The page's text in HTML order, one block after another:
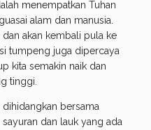
menempatkan Tuhan
alam dan manusia.
akan kembali pula ke
tumpeng juga dipercaya
kita semakin naik dan
tinggi.
bersama
dan lauk yang ada